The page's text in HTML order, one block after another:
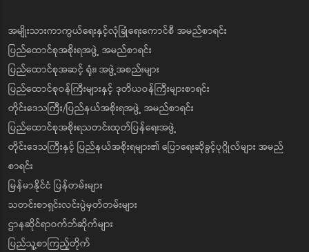
အမျိုးသားကာကွယ်ရေးနှင့်လုံခြုံရေးကောင်စီ အမည်စာရင်း
ပြည်ထောင်စုအစိုးရအဖွဲ့ အမည်စာရင်း
ပြည်ထောင်စုအဆင့် ရုံး၊ အဖွဲ့အစည်းများ
ပြည်ထောင်စုဝန်ကြီးများနှင့် ဒုတိယဝန်ကြီးများစာရင်း
တိုင်းဒေသကြီး/ပြည်နယ်အစိုးရအဖွဲ့ အမည်စာရင်း
ပြည်ထောင်စုအစိုးရသတင်းထုတ်ပြန်ရေးအဖွဲ့
တိုင်းဒေသကြီးနှင့် ပြည်နယ်အစိုးရများ၏ ပြောရေးဆိုခွင့်ပုဂ္ဂိုလ်များ အမည်
စာရင်း
မြန်မာနိုင်ငံ ပြန်တမ်းများ
သတင်းစာရှင်းလင်းပွဲမှတ်တမ်းများ
ဌာနဆိုင်ရာဝက်ဘ်ဆိုက်များ
ပြည်သူ့စာကြည့်တိုက်